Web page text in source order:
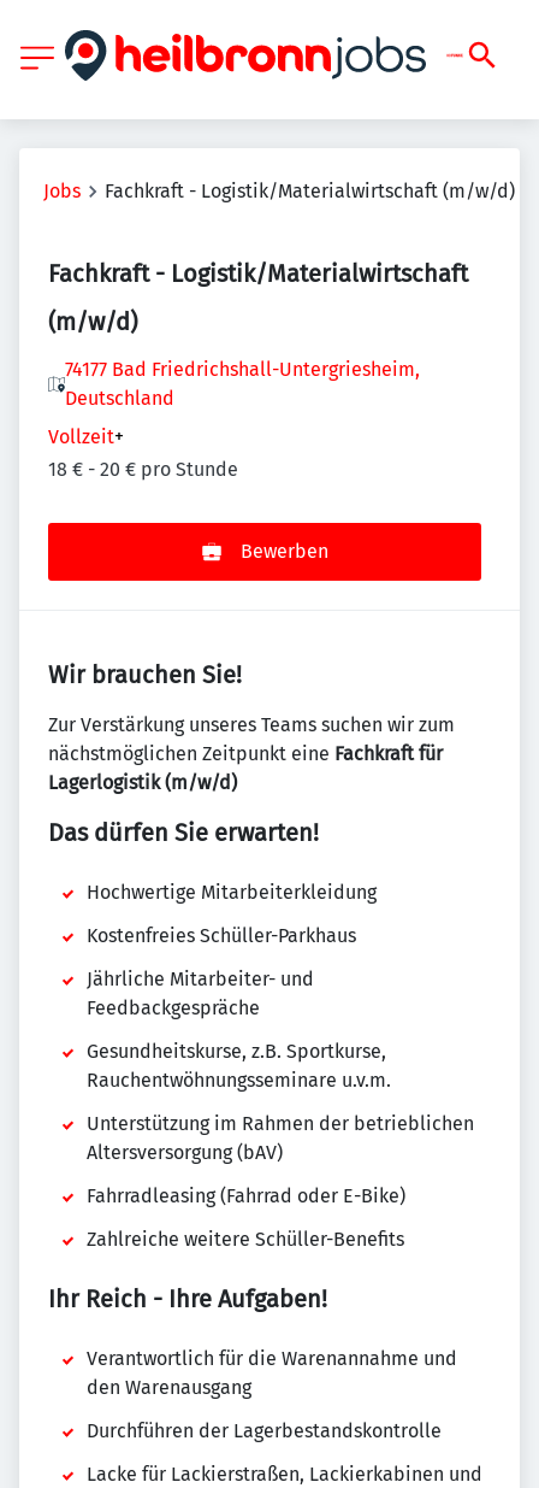
Jobs Fachkraft - Logistik/Materialwirtschaft (m/w/d)
Fachkraft - Logistik/Materialwirtschaft
(m/w/d)
74177 Bad Friedrichshall-Untergriesheim,
Deutschland
Vollzeit+
18 € - 20 € pro Stunde
Bewerben
Wir brauchen Sie!
Zur Verstärkung unseres Teams suchen wir zum
nächstmöglichen Zeitpunkt eine Fachkraft für
Lagerlogistik (m/w/d)
Das dürfen Sie erwarten!
Hochwertige Mitarbeiterkleidung
Kostenfreies Schüller-Parkhaus
Jährliche Mitarbeiter- und
Feedbackgespräche
Gesundheitskurse, z.B. Sportkurse,
Rauchentwöhnungsseminare u.v.m.
Unterstützung im Rahmen der betrieblichen
Altersversorgung (bAV)
Fahrradleasing (Fahrrad oder E-Bike)
Zahlreiche weitere Schüller-Benefits
Ihr Reich - Ihre Aufgaben!
Verantwortlich für die Warenannahme und
den Warenausgang
Durchführen der Lagerbestandskontrolle
Lacke für Lackierstraßen, Lackierkabinen und